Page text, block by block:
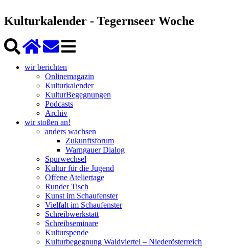
Kulturkalender - Tegernseer Woche
wir berichten
Onlinemagazin
Kulturkalender
KulturBegegnungen
Podcasts
Archiv
wir stoßen an!
anders wachsen
Zukunftsforum
Warngauer Dialog
Spurwechsel
Kultur für die Jugend
Offene Ateliertage
Runder Tisch
Kunst im Schaufenster
Vielfalt im Schaufenster
Schreibwerkstatt
Schreibseminare
Kulturspende
Kulturbegegnung Waldviertel – Niederösterreich